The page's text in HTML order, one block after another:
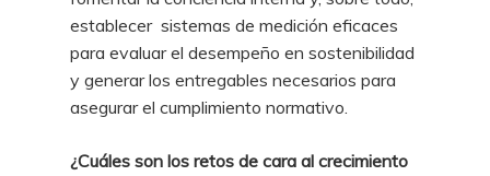
establecer sistemas de medición eficaces
para evaluar el desempeño en sostenibilidad
y generar los entregables necesarios para
asegurar el cumplimiento normativo.
¿Cuáles son los retos de cara al crecimiento